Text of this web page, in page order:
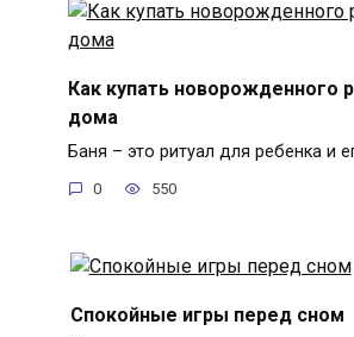
Как купать новорожденного
дома
Баня – это ритуал для ребенка и
0 550
Спокойные игры перед сном